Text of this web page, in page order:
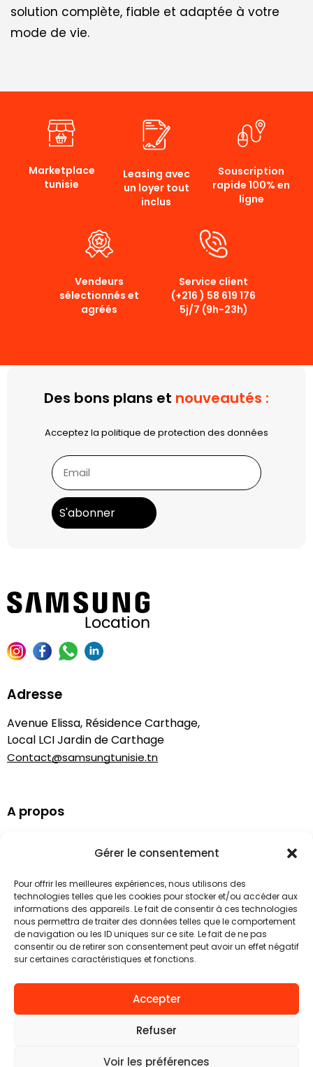
Gérer le consentement
Pour offrir les meilleures expériences, nous utilisons des
technologies telles que les cookies pour stocker et/ou accéder aux
informations des appareils. Le fait de consentir à ces technologies
nous permettra de traiter des données telles que le comportement
de navigation ou les ID uniques sur ce site. Le fait de ne pas
consentir ou de retirer son consentement peut avoir un effet négatif
sur certaines caractéristiques et fonctions.
Accepter
Refuser
Voir les préférences
solution complète, fiable et adaptée à votre
mode de vie.
Marketplace
tunisie
Leasing avec
un loyer tout
inclus
Souscription
rapide 100% en
ligne
Vendeurs
sélectionnés et
agréés
Service client
(+216 ) 58 619 176
5j/7 (9h-23h)
Des bons plans et nouveautés :
Acceptez la politique de protection des données
Adresse
Avenue Elissa, Résidence Carthage,
Local LCI Jardin de Carthage
Contact@samsungtunisie.tn
A propos
Qui sommes nous
Montions légales
Informations clients
Espace client
Protection des données
En savoir plus sur Samsung